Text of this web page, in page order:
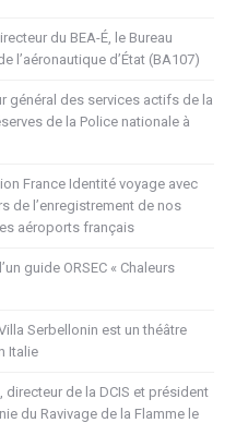
du BEA-É, le Bureau
l’aéronautique d’État (BA107)
général des services actifs de la
de la Police nationale à
France Identité voyage avec
de l’enregistrement de nos
aéroports français
guide ORSEC « Chaleurs
Serbellonin est un théâtre
Italie
directeur de la DCIS et président
du Ravivage de la Flamme le